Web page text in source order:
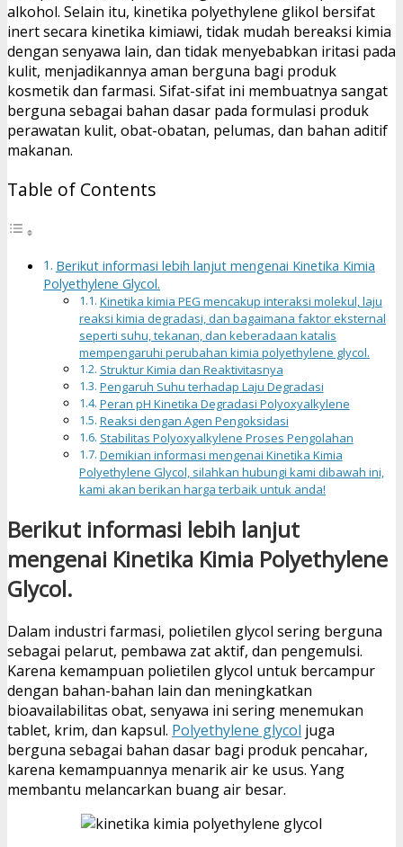
alkohol. Selain itu, kinetika polyethylene glikol bersifat
inert secara kinetika kimiawi, tidak mudah bereaksi kimia
dengan senyawa lain, dan tidak menyebabkan iritasi pada
kulit, menjadikannya aman berguna bagi produk
kosmetik dan farmasi. Sifat-sifat ini membuatnya sangat
berguna sebagai bahan dasar pada formulasi produk
perawatan kulit, obat-obatan, pelumas, dan bahan aditif
makanan.
Table of Contents
Berikut informasi lebih lanjut mengenai Kinetika Kimia
Polyethylene Glycol.
Kinetika kimia PEG mencakup interaksi molekul, laju
reaksi kimia degradasi, dan bagaimana faktor eksternal
seperti suhu, tekanan, dan keberadaan katalis
mempengaruhi perubahan kimia polyethylene glycol.
Struktur Kimia dan Reaktivitasnya
Pengaruh Suhu terhadap Laju Degradasi
Peran pH Kinetika Degradasi Polyoxyalkylene
Reaksi dengan Agen Pengoksidasi
Stabilitas Polyoxyalkylene Proses Pengolahan
Demikian informasi mengenai Kinetika Kimia
Polyethylene Glycol, silahkan hubungi kami dibawah ini,
kami akan berikan harga terbaik untuk anda!
Berikut informasi lebih lanjut
mengenai Kinetika Kimia Polyethylene
Glycol.
Dalam industri farmasi, polietilen glycol sering berguna
sebagai pelarut, pembawa zat aktif, dan pengemulsi.
Karena kemampuan polietilen glycol untuk bercampur
dengan bahan-bahan lain dan meningkatkan
bioavailabilitas obat, senyawa ini sering menemukan
tablet, krim, dan kapsul. Polyethylene glycol juga
berguna sebagai bahan dasar bagi produk pencahar,
karena kemampuannya menarik air ke usus. Yang
membantu melancarkan buang air besar.